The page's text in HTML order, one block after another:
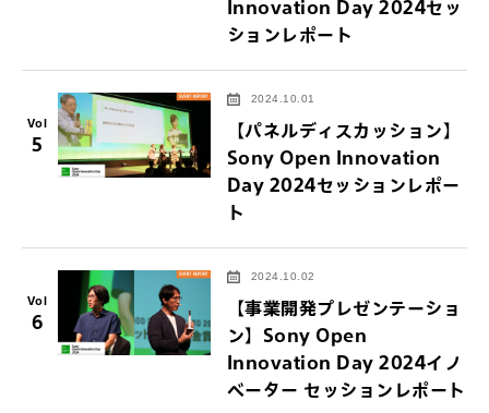
Innovation Day 2024セッ
ションレポート
Vol
5
2024.10.01
【パネルディスカッション】
Sony Open Innovation
Day 2024セッションレポー
ト
Vol
6
2024.10.02
【事業開発プレゼンテーショ
ン】Sony Open
Innovation Day 2024イノ
ベーター セッションレポート